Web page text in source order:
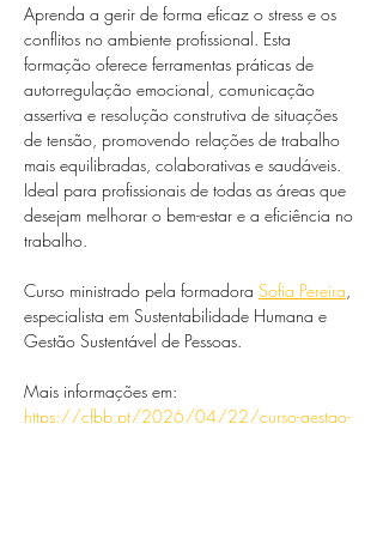
Aprenda a gerir de forma eficaz o stress e os
conflitos no ambiente profissional. Esta
formação oferece ferramentas práticas de
autorregulação emocional, comunicação
assertiva e resolução construtiva de situações
de tensão, promovendo relações de trabalho
mais equilibradas, colaborativas e saudáveis.
Ideal para profissionais de todas as áreas que
desejam melhorar o bem-estar e a eficiência no
trabalho.
Curso ministrado pela formadora Sofia Pereira
especialista em Sustentabilidade Humana e
Gestão Sustentável de Pessoas.
Mais informações em:
https://cfbb.pt/2026/04/22/curso-gestao-